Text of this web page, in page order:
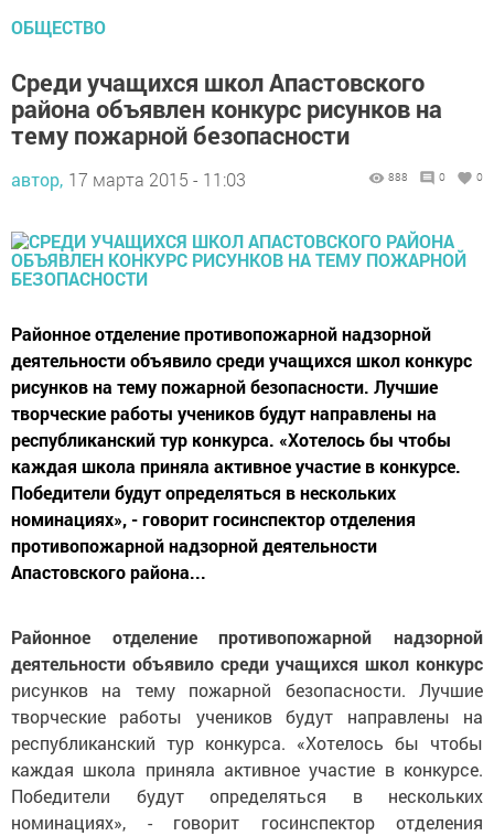
ОБЩЕСТВО
Среди учащихся школ Апастовского
района объявлен конкурс рисунков на
тему пожарной безопасности
автор, 17 марта 2015 - 11:03 888 0 0
Районное отделение противопожарной надзорной
деятельности объявило среди учащихся школ конкурс
рисунков на тему пожарной безопасности. Лучшие
творческие работы учеников будут направлены на
республиканский тур конкурса. «Хотелось бы чтобы
каждая школа приняла активное участие в конкурсе.
Победители будут определяться в нескольких
номинациях», - говорит госинспектор отделения
противопожарной надзорной деятельности
Апастовского района...
Районное отделение противопожарной надзорной
деятельности объявило среди учащихся школ конкурс
рисунков на тему пожарной безопасности. Лучшие
творческие работы учеников будут направлены на
республиканский тур конкурса. «Хотелось бы чтобы
каждая школа приняла активное участие в конкурсе.
Победители будут определяться в нескольких
номинациях», - говорит госинспектор отделения